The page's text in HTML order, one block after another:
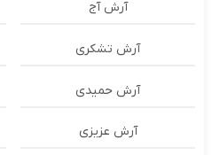
آرش آج
آرش تشکری
آرش حمیدی
آرش عزیزی